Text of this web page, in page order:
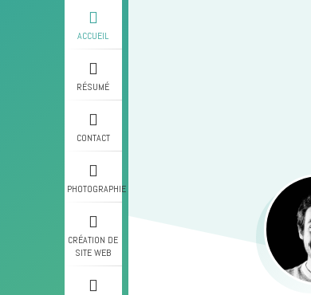
ACCUEIL
RÉSUMÉ
CONTACT
PHOTOGRAPHIE
CRÉATION DE
SITE WEB